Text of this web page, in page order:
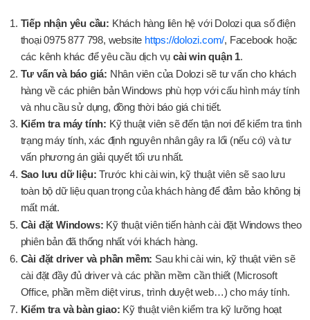
Tiếp nhận yêu cầu: Khách hàng liên hệ với Dolozi qua số điện
thoại 0975 877 798, website https://dolozi.com/, Facebook hoặc
các kênh khác để yêu cầu dịch vụ cài win quận 1.
Tư vấn và báo giá: Nhân viên của Dolozi sẽ tư vấn cho khách
hàng về các phiên bản Windows phù hợp với cấu hình máy tính
và nhu cầu sử dụng, đồng thời báo giá chi tiết.
Kiểm tra máy tính: Kỹ thuật viên sẽ đến tận nơi để kiểm tra tình
trạng máy tính, xác định nguyên nhân gây ra lổi (nếu có) và tư
vấn phương án giải quyết tối ưu nhất.
Sao lưu dữ liệu: Trước khi cài win, kỹ thuật viên sẽ sao lưu
toàn bộ dữ liệu quan trọng của khách hàng để đảm bảo không bị
mất mát.
Cài đặt Windows: Kỹ thuật viên tiến hành cài đặt Windows theo
phiên bản đã thống nhất với khách hàng.
Cài đặt driver và phần mềm: Sau khi cài win, kỹ thuật viên sẽ
cài đặt đầy đủ driver và các phần mềm cần thiết (Microsoft
Office, phần mềm diệt virus, trình duyệt web…) cho máy tính.
Kiểm tra và bàn giao: Kỹ thuật viên kiểm tra kỹ lưỡng hoạt